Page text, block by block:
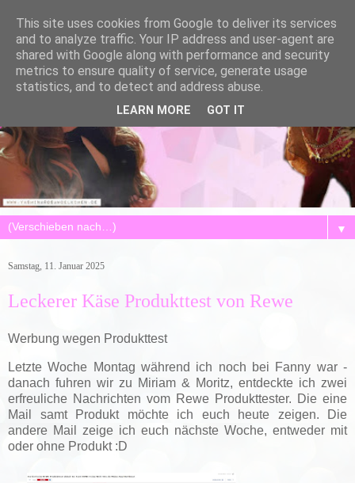
▼
Samstag, 11. Januar 2025
Leckerer Käse Produkttest von Rewe
Werbung wegen Produkttest
Letzte Woche Montag während ich noch bei Fanny war -
danach fuhren wir zu Miriam & Moritz, entdeckte ich zwei
erfreuliche Nachrichten vom Rewe Produkttester. Die eine
Mail samt Produkt möchte ich euch heute zeigen. Die
andere Mail zeige ich euch nächste Woche, entweder mit
oder ohne Produkt :D
This site uses cookies from Google to deliver its services
and to analyze traffic. Your IP address and user-agent are
shared with Google along with performance and security
metrics to ensure quality of service, generate usage
statistics, and to detect and address abuse.
LEARN MORE GOT IT